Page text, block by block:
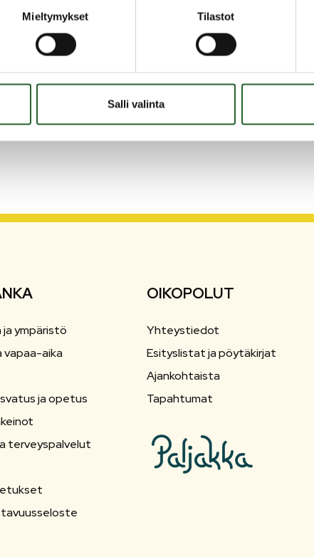
Mieltymykset Tilastot
Salli valinta
586, piia.heikkinen[at]puolanka.fi
ja ympäristö
vapaa-aika
ja opetus
terveyspalvelut
OIKOPOLUT
Yhteystiedot
Esityslistat ja pöytäkirjat
Ajankohtaista
Tapahtumat